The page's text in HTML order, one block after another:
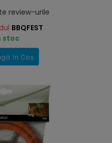
review-urile
BBQFEST
stoc
în Coș